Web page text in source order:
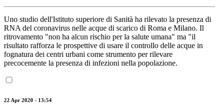
Uno studio dell'Istituto superiore di Sanità ha rilevato la presenza di
RNA del coronavirus nelle acque di scarico di Roma e Milano. Il
ritrovamento "non ha alcun rischio per la salute umana" ma "il
risultato rafforza le prospettive di usare il controllo delle acque in
fognatura dei centri urbani come strumento per rilevare
precocemente la presenza di infezioni nella popolazione.
22 Apr 2020 - 13:54